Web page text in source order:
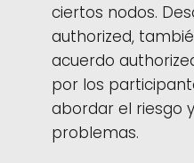
ciertos nodos.
authorized,
acuerdo
por los
abordar el riesgo
problemas.